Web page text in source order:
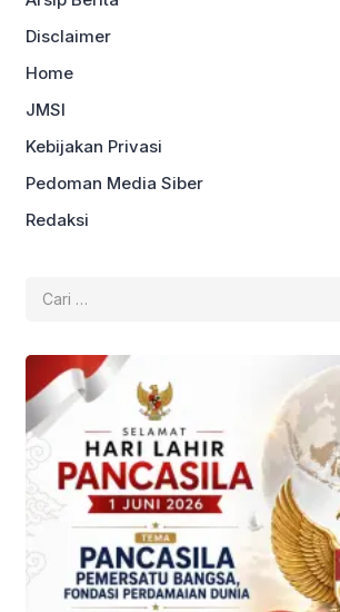
Disclaimer
Home
JMSI
Kebijakan Privasi
Pedoman Media Siber
Redaksi
untuk: